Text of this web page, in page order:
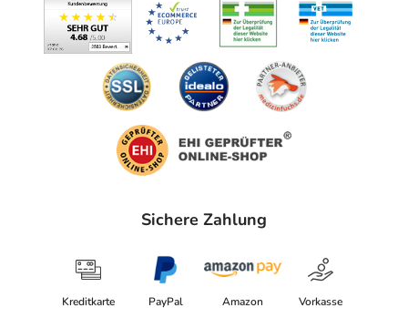
Sichere Zahlung
Kreditkarte PayPal Amazon Vorkasse